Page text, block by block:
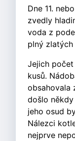
Dne 11.
zvedly
voda z
plný
Jejich počet
kusů.
obsahovala
došlo někdy
jeho osud
Nálezci
nejprve